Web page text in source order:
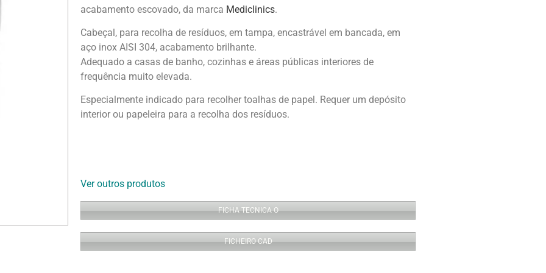
acabamento escovado, da marca Mediclinics.
Cabeçal, para recolha de resíduos, em tampa, encastrável em bancada, em
aço inox AISI 304, acabamento brilhante.
Adequado a casas de banho, cozinhas e áreas públicas interiores de
frequência muito elevada.
Especialmente indicado para recolher toalhas de papel. Requer um depósito
interior ou papeleira para a recolha dos resíduos.
Ver outros produtos
FICHA TECNICA O
FICHEIRO CAD